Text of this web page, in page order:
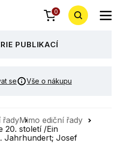
0
PUBLIKACÍ
se Vše o nákupu
řadyMimo ediční řady
20. století /Ein
Jahrhundert; Josef